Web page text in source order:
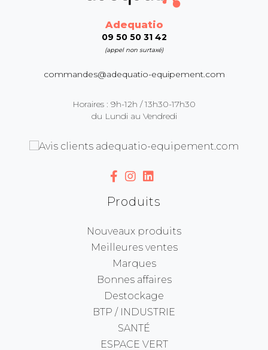
Adequatio
09 50 50 31 42
(appel non surtaxé)
commandes@adequatio-equipement.com
Horaires : 9h-12h / 13h30-17h30
du Lundi au Vendredi
Produits
Nouveaux produits
Meilleures ventes
Marques
Bonnes affaires
Destockage
BTP / INDUSTRIE
SANTÉ
ESPACE VERT